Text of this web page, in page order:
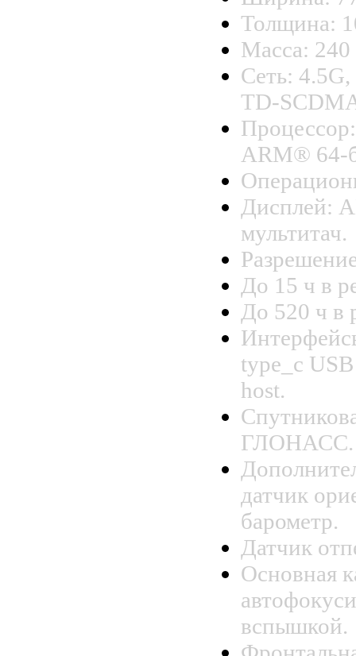
Толщина:
Масса: 240
Сеть:
TD-
ARM® 64-
Дисплей:
мультитач.
До 15 ч в
До 520 ч в
type_c
host.
ГЛОНАСС.
датчик
барометр.
Датчик
Основная
вспышкой.